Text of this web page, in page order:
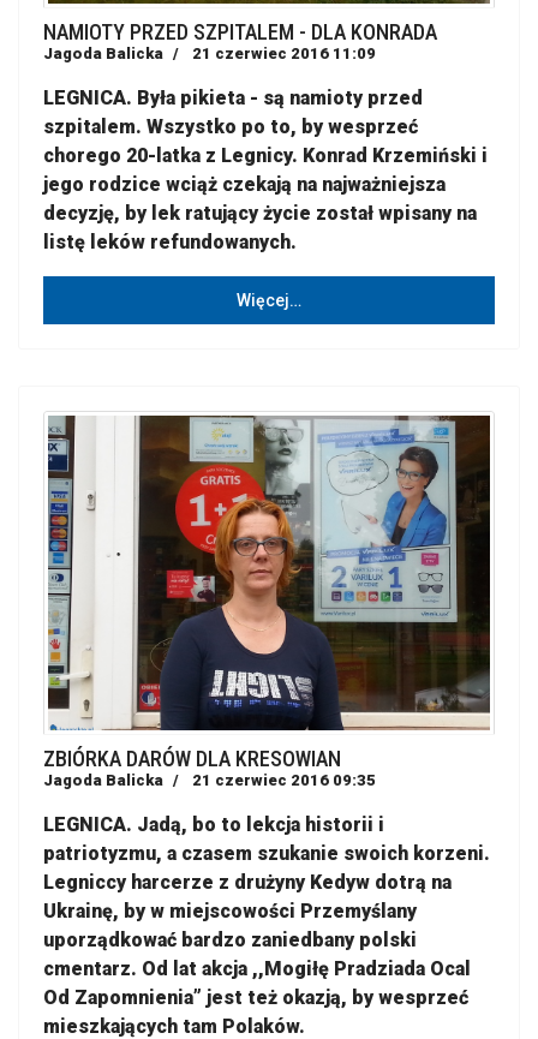
NAMIOTY PRZED SZPITALEM - DLA KONRADA
Jagoda Balicka 21 czerwiec 2016 11:09
LEGNICA. Była pikieta - są namioty przed
szpitalem. Wszystko po to, by wesprzeć
chorego 20-latka z Legnicy. Konrad Krzemiński i
jego rodzice wciąż czekają na najważniejsza
decyzję, by lek ratujący życie został wpisany na
listę leków refundowanych.
Więcej…
ZBIÓRKA DARÓW DLA KRESOWIAN
Jagoda Balicka 21 czerwiec 2016 09:35
LEGNICA. Jadą, bo to lekcja historii i
patriotyzmu, a czasem szukanie swoich korzeni.
Legniccy harcerze z drużyny Kedyw dotrą na
Ukrainę, by w miejscowości Przemyślany
uporządkować bardzo zaniedbany polski
cmentarz. Od lat akcja ,,Mogiłę Pradziada Ocal
Od Zapomnienia” jest też okazją, by wesprzeć
mieszkających tam Polaków.